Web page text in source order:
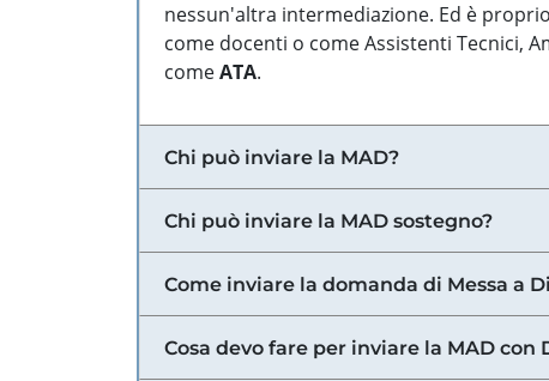
nessun'altra intermediazione. Ed è
come docenti o come Assistenti Tecnici,
comeATA.
Chi può inviare la MAD?
Chi può inviare la MAD sostegno?
Come inviare la domanda di Messa a
Cosa devo fare per inviare la MAD con